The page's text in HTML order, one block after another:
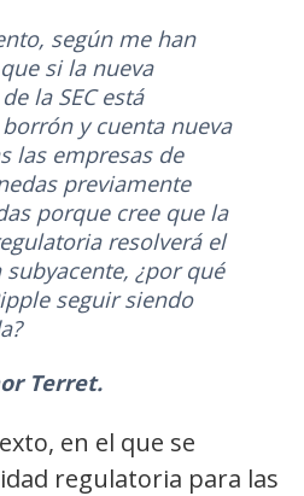
según me han
si la nueva
la SEC está
y cuenta nueva
las empresas de
previamente
porque cree que la
resolverá el
¿por qué
seguir siendo
Terret.
en el que se
regulatoria para las